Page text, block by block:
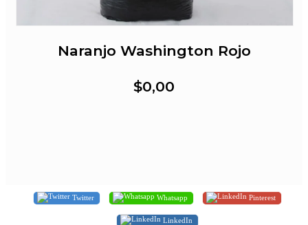
Naranjo Washington Rojo
$0,00
Twitter Whatsapp Pinterest
LinkedIn